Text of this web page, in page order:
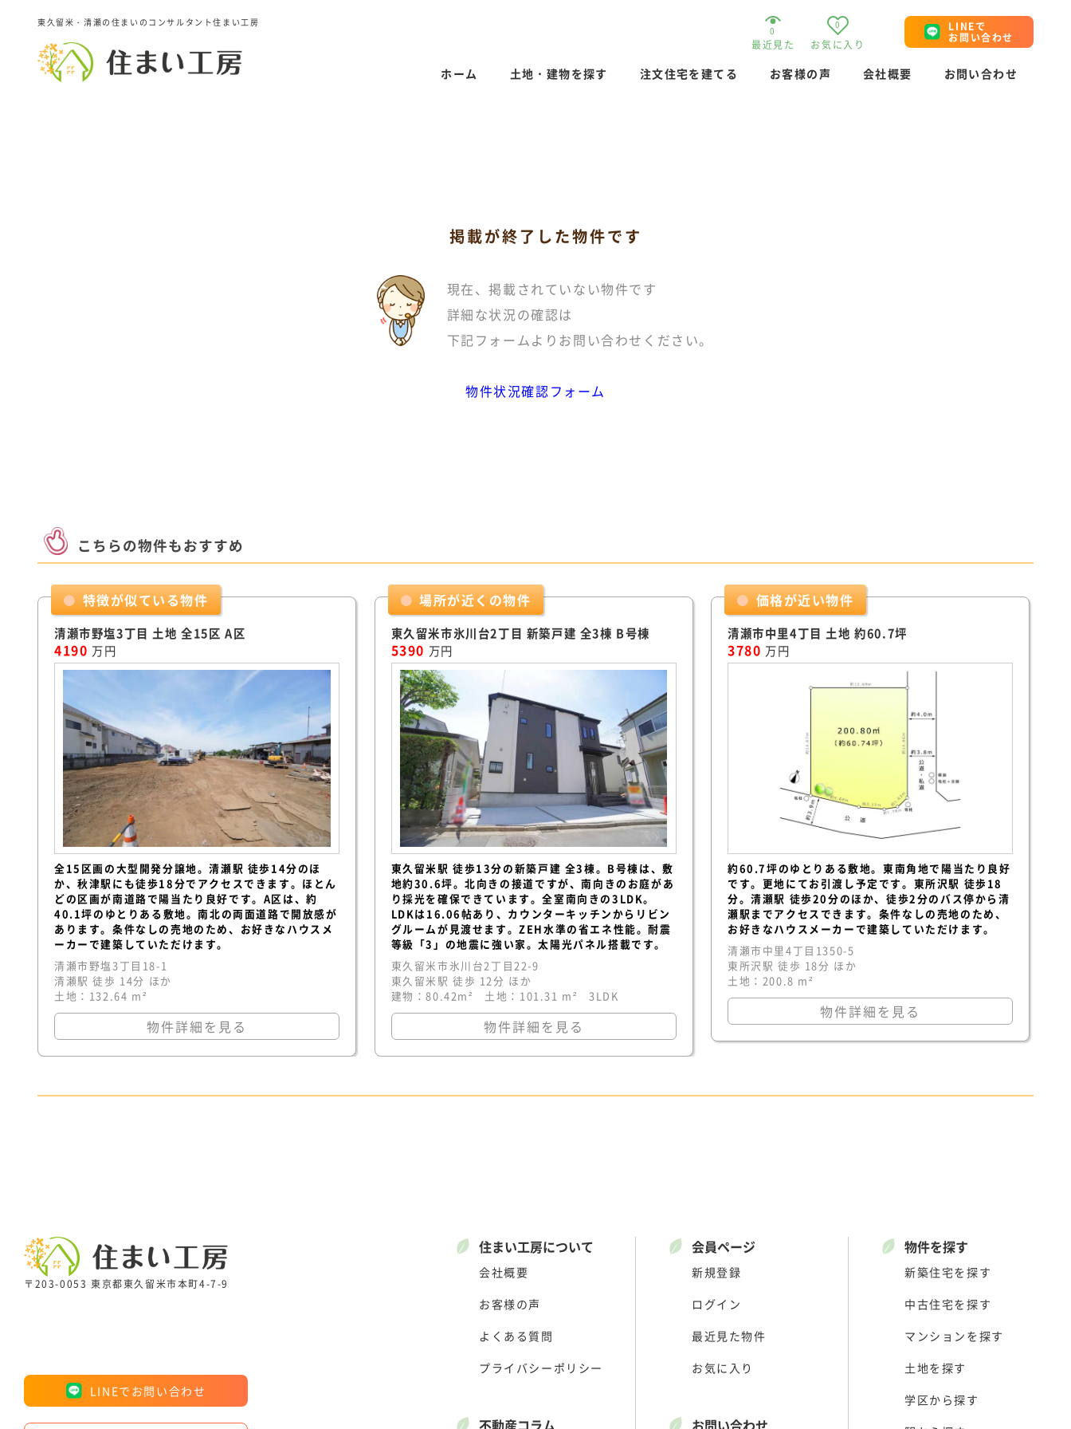
東久留米・清瀬の住まいのコンサルタント住まい工房
0
最近見た
0
お気に入り
LINEで
お問い合わせ
ホーム 土地・建物を探す 注文住宅を建てる お客様の声 会社概要 お問い合わせ
掲載が終了した物件です
現在、掲載されていない物件です
詳細な状況の確認は
下記フォームよりお問い合わせください。
物件状況確認フォーム
こちらの物件もおすすめ
特徴が似ている物件
清瀬市野塩3丁目 土地 全15区 A区
4190 万円
全15区画の大型開発分譲地。清瀬駅 徒歩14分のほ
か、秋津駅にも徒歩18分でアクセスできます。ほとん
どの区画が南道路で陽当たり良好です。A区は、約
40.1坪のゆとりある敷地。南北の両面道路で開放感が
あります。条件なしの売地のため、お好きなハウスメ
ーカーで建築していただけます。
清瀬市野塩3丁目18-1
清瀬駅 徒歩 14分 ほか
土地：132.64 m²
物件詳細を見る
場所が近くの物件
東久留米市氷川台2丁目 新築戸建 全3棟 B号棟
5390 万円
東久留米駅 徒歩13分の新築戸建 全3棟。B号棟は、敷
地約30.6坪。北向きの接道ですが、南向きのお庭があ
り採光を確保できています。全室南向きの3LDK。
LDKは16.06帖あり、カウンターキッチンからリビン
グルームが見渡せます。ZEH水準の省エネ性能。耐震
等級「3」の地震に強い家。太陽光パネル搭載です。
東久留米市氷川台2丁目22-9
東久留米駅 徒歩 12分 ほか
建物：80.42m² 土地：101.31 m² 3LDK
物件詳細を見る
価格が近い物件
清瀬市中里4丁目 土地 約60.7坪
3780 万円
約60.7坪のゆとりある敷地。東南角地で陽当たり良好
です。更地にてお引渡し予定です。東所沢駅 徒歩18
分。清瀬駅 徒歩20分のほか、徒歩2分のバス停から清
瀬駅までアクセスできます。条件なしの売地のため、
お好きなハウスメーカーで建築していただけます。
清瀬市中里4丁目1350-5
東所沢駅 徒歩 18分 ほか
土地：200.8 m²
物件詳細を見る
〒203-0053 東京都東久留米市本町4-7-9
LINEでお問い合わせ
住まい工房について
会社概要
お客様の声
よくある質問
プライバシーポリシー
会員ページ
新規登録
ログイン
最近見た物件
お気に入り
物件を探す
新築住宅を探す
中古住宅を探す
マンションを探す
土地を探す
学区から探す